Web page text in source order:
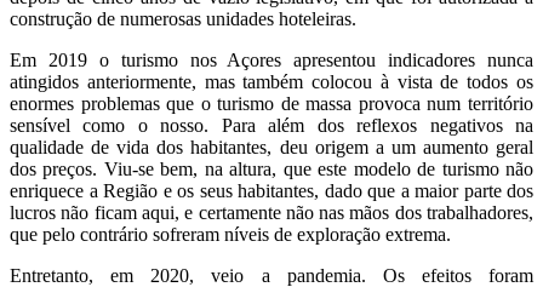
construção de numerosas unidades hoteleiras.
Em 2019 o turismo nos Açores apresentou indicadores nunca
atingidos anteriormente, mas também colocou à vista de todos os
enormes problemas que o turismo de massa provoca num território
sensível como o nosso. Para além dos reflexos negativos na
qualidade de vida dos habitantes, deu origem a um aumento geral
dos preços. Viu-se bem, na altura, que este modelo de turismo não
enriquece a Região e os seus habitantes, dado que a maior parte dos
lucros não ficam aqui, e certamente não nas mãos dos trabalhadores,
que pelo contrário sofreram níveis de exploração extrema.
Entretanto, em 2020, veio a pandemia. Os efeitos foram